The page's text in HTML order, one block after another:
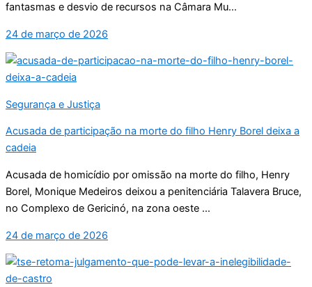
fantasmas e desvio de recursos na Câmara Mu...
24 de março de 2026
Segurança e Justiça
Acusada de participação na morte do filho Henry Borel deixa a
cadeia
Acusada de homicídio por omissão na morte do filho, Henry
Borel, Monique Medeiros deixou a penitenciária Talavera Bruce,
no Complexo de Gericinó, na zona oeste ...
24 de março de 2026